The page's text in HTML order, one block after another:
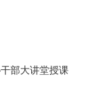
部大讲堂授课